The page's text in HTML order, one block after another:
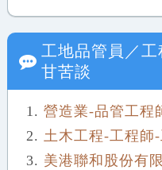
工地品管員／工
甘苦談
營造業-品管工程
土木工程-工程師
美港聯和股份有